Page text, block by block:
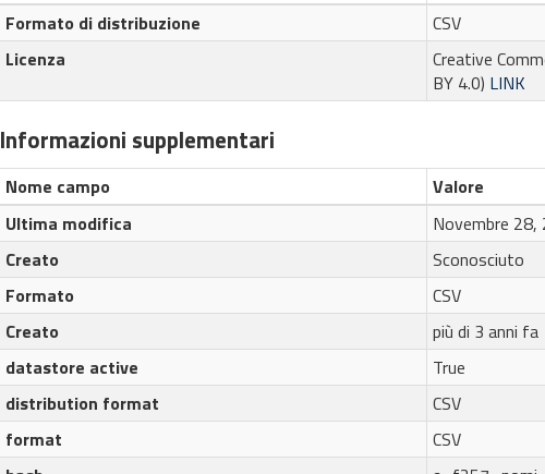
Formato di distribuzione
CSV
Licenza
Creative
BY 4.0) LINK
Informazioni supplementari
Nome campo
Valore
Ultima modifica
Novembre 28,
Creato
Sconosciuto
Formato
CSV
Creato
più di 3 anni fa
datastore active
True
distribution format
CSV
format
CSV